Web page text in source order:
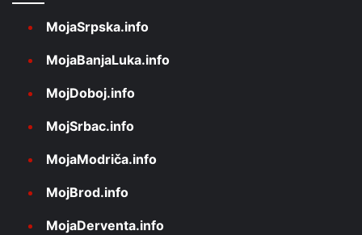
MojaSrpska.info
MojaBanjaLuka.info
MojDoboj.info
MojSrbac.info
MojaModriča.info
MojBrod.info
MojaDerventa.info